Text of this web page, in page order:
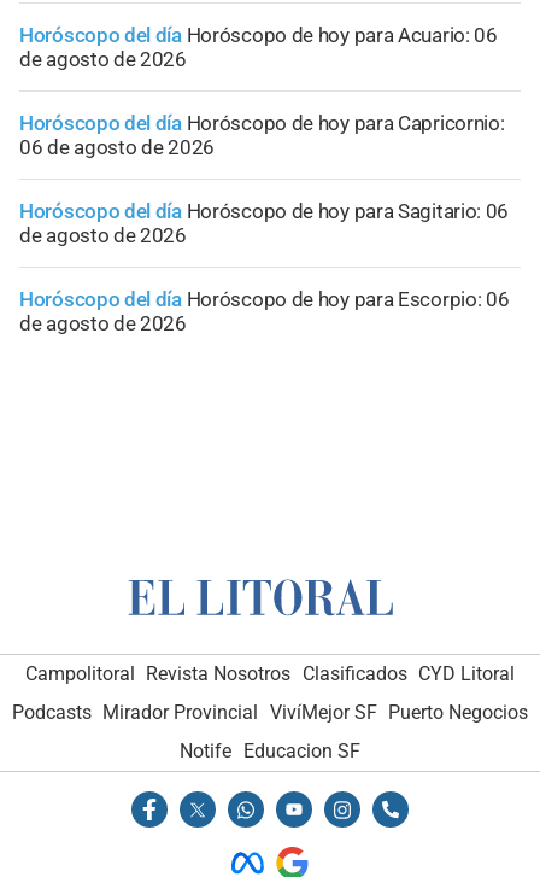
Horóscopo del día Horóscopo de hoy para Acuario: 06
de agosto de 2026
Horóscopo del día Horóscopo de hoy para Capricornio:
06 de agosto de 2026
Horóscopo del día Horóscopo de hoy para Sagitario: 06
de agosto de 2026
Horóscopo del día Horóscopo de hoy para Escorpio: 06
de agosto de 2026
Campolitoral Revista Nosotros Clasificados CYD Litoral
Podcasts Mirador Provincial VivíMejor SF Puerto Negocios
Notife Educacion SF